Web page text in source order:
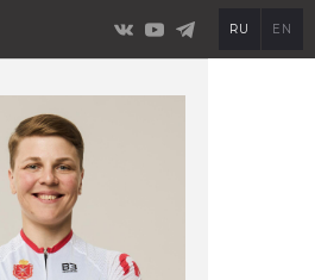
RU EN